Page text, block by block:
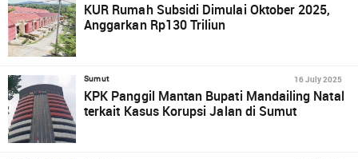
KUR Rumah Subsidi Dimulai Oktober 2025,
Anggarkan Rp130 Triliun
Sumut 16 July 2025
KPK Panggil Mantan Bupati Mandailing Natal
terkait Kasus Korupsi Jalan di Sumut